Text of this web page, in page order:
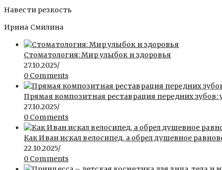
Навести резкость
Ирина Смилина
Стоматология: Мир улыбок и здоровья
27.10.2025/
0 Comments
Прямая композитная реставрация передних зубов:
27.10.2025/
0 Comments
Как Иван искал велосипед, а обрел душевное
22.10.2025/
0 Comments